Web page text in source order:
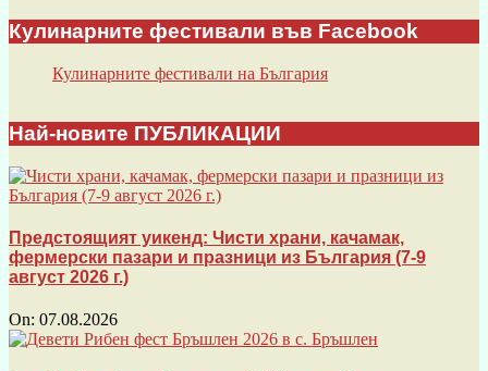
Кулинарните фестивали във Facebook
Кулинарните фестивали на България
Най-новите ПУБЛИКАЦИИ
Предстоящият уикенд: Чисти храни, качамак,
фермерски пазари и празници из България (7-9
август 2026 г.)
On: 07.08.2026